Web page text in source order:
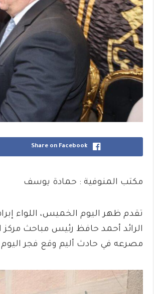
Share on Facebook
مكتب المنوفية : حمادة يوسف
تقدم ظهر اليوم الخميس، اللواء
الرائد أحمد حافظ رئيس مباحث
مصرعه في حادث أليم وقع فجر اليوم